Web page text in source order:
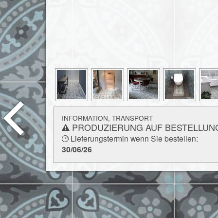
INFORMATION, TRANSPORT
PRODUZIERUNG AUF
Lieferungstermin wenn Sie bestellen:
30/06/26